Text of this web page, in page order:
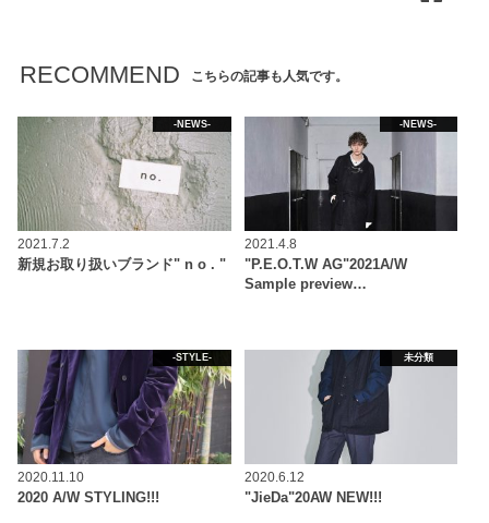
RECOMMEND こちらの記事も人気です。
-NEWS-
2021.7.2
新規お取り扱いブランド" n o . "
-NEWS-
2021.4.8
"P.E.O.T.W AG"2021A/W
Sample preview…
-STYLE-
2020.11.10
2020 A/W STYLING!!!
未分類
2020.6.12
"JieDa"20AW NEW!!!